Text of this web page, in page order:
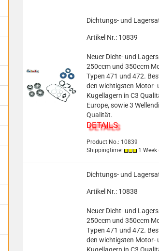
Dichtungs- und
Artikel Nr.: 10839
Neuer Dicht- und
250ccm und 350ccm
Typen 471 und 472.
den wichtigsten Motor-
Kugellagern in C3
Europe, sowie 3
Qualität.
DETAILS
Product No.: 10839
Shippingtime:
1 Week
Dichtungs- und
Artikel Nr.: 10838
Neuer Dicht- und
250ccm und 350ccm
Typen 471 und 472.
den wichtigsten Motor-